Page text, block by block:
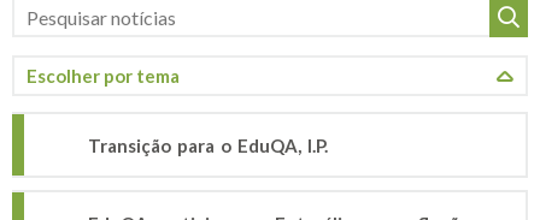
Transição para o EduQA, I.P.